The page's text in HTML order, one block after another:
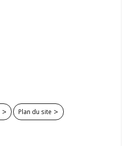
Plan du site